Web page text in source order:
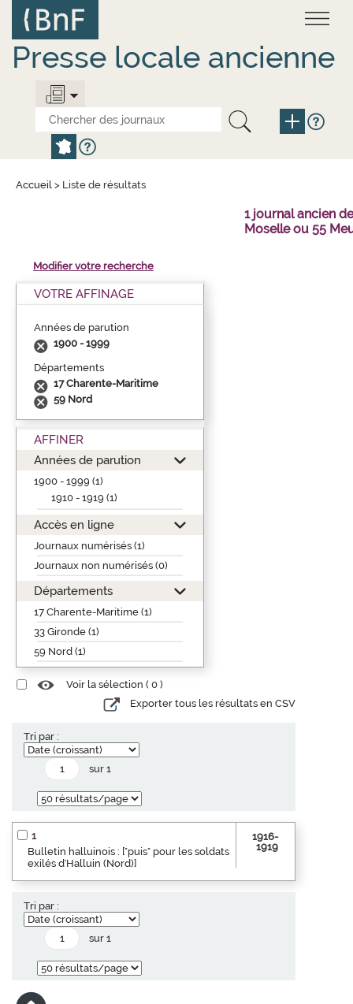
contenu
principal
Presse locale ancienne
Accueil > Liste de résultats
1 journal ancien
Moselle ou 55
Modifier votre recherche
VOTRE AFFINAGE
Années de parution
1900 - 1999
Départements
17 Charente-Maritime
59 Nord
AFFINER
Années de parution
1900 - 1999 (1)
1910 - 1919 (1)
Accès en ligne
Journaux numérisés (1)
Journaux non numérisés (0)
Départements
17 Charente-Maritime (1)
33 Gironde (1)
59 Nord (1)
Voir la sélection ( 0 )
Exporter tous les résultats en CSV
Tri par :
sur 1
1
Bulletin halluinois : ["puis" pour les soldats
exilés d'Halluin (Nord)]
1916-
1919
Tri par :
sur 1
Panneau de gestion des cookies